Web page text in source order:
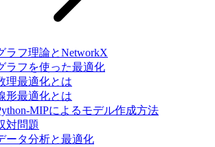
ラフ理論とNetworkX
ラフを使った最適化
理最適化とは
形最適化とは
MIPによるモデル作成方法
対問題
ータ分析と最適化